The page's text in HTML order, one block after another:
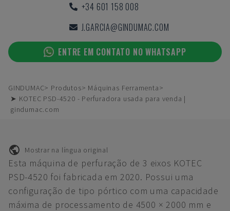
+34 601 158 008
J.GARCIA@GINDUMAC.COM
ENTRE EM CONTATO NO WHATSAPP
GINDUMAC Produtos
Máquinas Ferramenta
➤ KOTEC PSD-4520 - Perfuradora usada para venda |
gindumac.com
Mostrar na língua original
Esta máquina de perfuração de 3 eixos KOTEC
PSD-4520 foi fabricada em 2020. Possui uma
configuração de tipo pórtico com uma capacidade
máxima de processamento de 4500 × 2000 mm e